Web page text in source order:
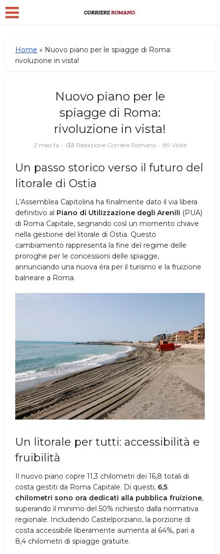
Home » Nuovo piano per le spiagge di Roma:
rivoluzione in vista!
Nuovo piano per le
spiagge di Roma:
rivoluzione in vista!
2 mesi fa da Redazione Corriere Romano 89 Visite
Un passo storico verso il futuro del
litorale di Ostia
L’Assemblea Capitolina ha finalmente dato il via libera
definitivo al Piano di Utilizzazione degli Arenili (PUA)
di Roma Capitale, segnando così un momento chiave
nella gestione del litorale di Ostia. Questo
cambiamento rappresenta la fine del regime delle
proroghe per le concessioni delle spiagge,
annunciando una nuova èra per il turismo e la fruizione
balneare a Roma.
Un litorale per tutti: accessibilità e
fruibilità
Il nuovo piano copre 11,3 chilometri dei 16,8 totali di
costa gestiti da Roma Capitale. Di questi, 6,5
chilometri sono ora dedicati alla pubblica fruizione,
superando il minimo del 50% richiesto dalla normativa
regionale. Includendo Castelporziano, la porzione di
costa accessibile liberamente aumenta al 64%, pari a
8,4 chilometri di spiagge gratuite.